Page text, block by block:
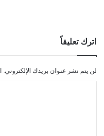
اترك تعليقاً
لن يتم نشر عنوان بريدك الإلكتروني.